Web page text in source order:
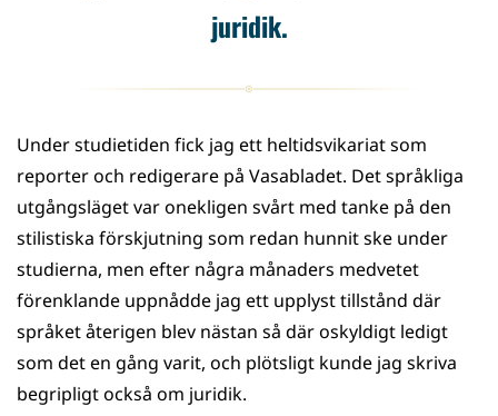
juridik.
Under studietiden fick jag ett heltidsvikariat som
reporter och redigerare på Vasabladet. Det språkliga
utgångsläget var onekligen svårt med tanke på den
stilistiska förskjutning som redan hunnit ske under
studierna, men efter några månaders medvetet
förenklande uppnådde jag ett upplyst tillstånd där
språket återigen blev nästan så där oskyldigt ledigt
som det en gång varit, och plötsligt kunde jag skriva
begripligt också om juridik.